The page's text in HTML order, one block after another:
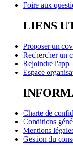
Foire aux
LIENS
Proposer un
Rechercher un
Rejoindre l'app
Espace
Charte de
Conditions
Mentions
Gestion du